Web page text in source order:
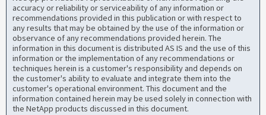
accuracy or reliability or serviceability of any information or
recommendations provided in this publication or with respect to
any results that may be obtained by the use of the information or
observance of any recommendations provided herein. The
information in this document is distributed AS IS and the use of this
information or the implementation of any recommendations or
techniques herein is a customer's responsibility and depends on
the customer's ability to evaluate and integrate them into the
customer's operational environment. This document and the
information contained herein may be used solely in connection with
the NetApp products discussed in this document.